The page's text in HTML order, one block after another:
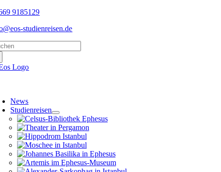
Skip
content
9185129
studienreisen.de
News
Studienreisen